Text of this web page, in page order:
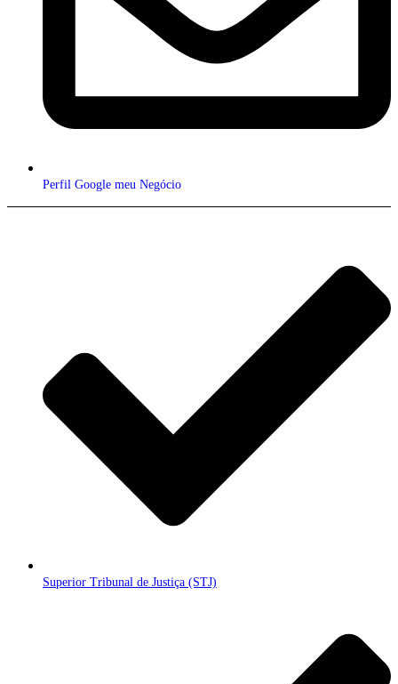
Perfil Google meu Negócio
Superior Tribunal de Justiça (STJ)